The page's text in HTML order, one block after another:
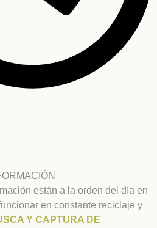
están a la orden del día en
en constante reciclaje y
Y CAPTURA DE